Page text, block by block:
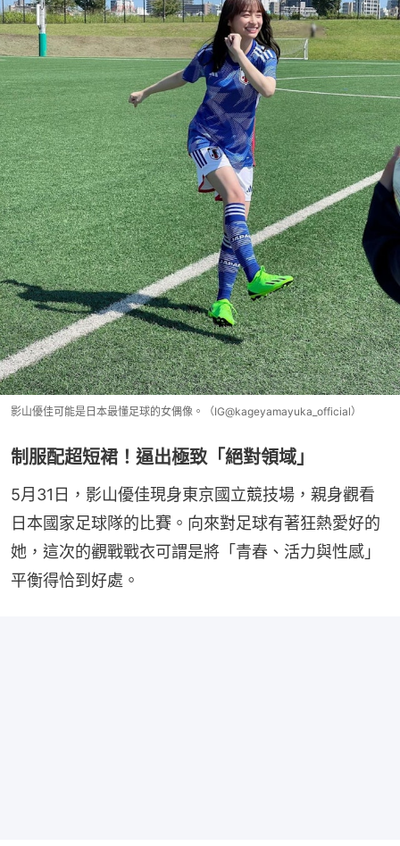
影山優佳可能是日本最懂足球的女偶像。（IG@kageyamayuka_official）
制服配超短裙！逼出極致「絕對領域」
5月31日，影山優佳現身東京國立競技場，親身觀看
日本國家足球隊的比賽。向來對足球有著狂熱愛好的
她，這次的觀戰戰衣可謂是將「青春、活力與性感」
平衡得恰到好處。